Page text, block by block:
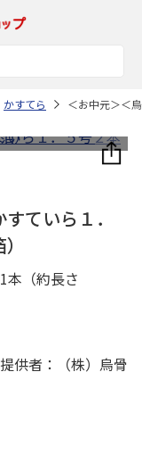
かすてら ＜お中元＞＜
ていら１．
（約長さ
供者：（株）烏骨